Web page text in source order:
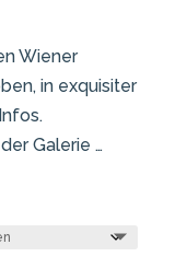
Wiener
in exquisiter
Galerie …